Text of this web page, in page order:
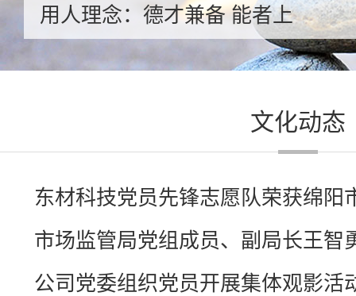
用人理念：德才兼备 能者上
文化动态
东材科技党员先锋志愿队荣获绵阳
市场监管局党组成员、副局长王智
研...
公司党委组织党员开展集体观影活